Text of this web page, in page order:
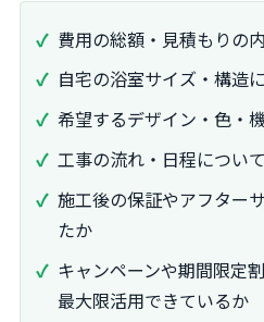
費用の総額・見積もりの
自宅の浴室サイズ・構造
希望するデザイン・色・
工事の流れ・日程につい
施工後の保証やアフター
たか
キャンペーンや期間限定
最大限活用できているか